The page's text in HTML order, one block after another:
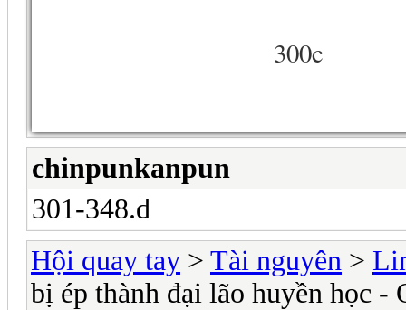
300c
chinpunkanpun
301-348.d
Hội quay tay > Tài nguyên >
bị ép thành đại lão huyền học -